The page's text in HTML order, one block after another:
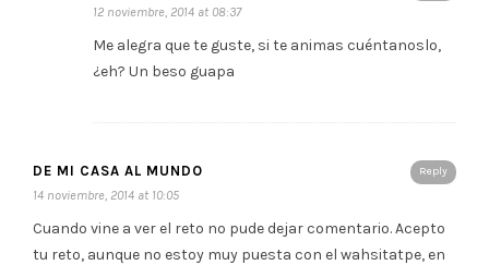
12 noviembre, 2014 at 08:37
Me alegra que te guste, si te animas cuéntanoslo,
¿eh? Un beso guapa
Reply
DE MI CASA AL MUNDO
14 noviembre, 2014 at 10:05
Cuando vine a ver el reto no pude dejar comentario. Acepto
tu reto, aunque no estoy muy puesta con el wahsitatpe, en